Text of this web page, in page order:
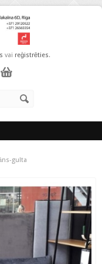
vai reģistrēties.
gulta